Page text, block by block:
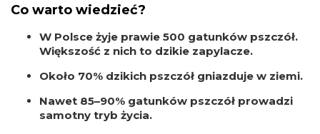
Co warto wiedzieć?
W Polsce żyje prawie 500 gatunków pszczół.
Większość z nich to dzikie zapylacze.
Około 70% dzikich pszczół gniazduje w ziemi.
Nawet 85–90% gatunków pszczół prowadzi
samotny tryb życia.